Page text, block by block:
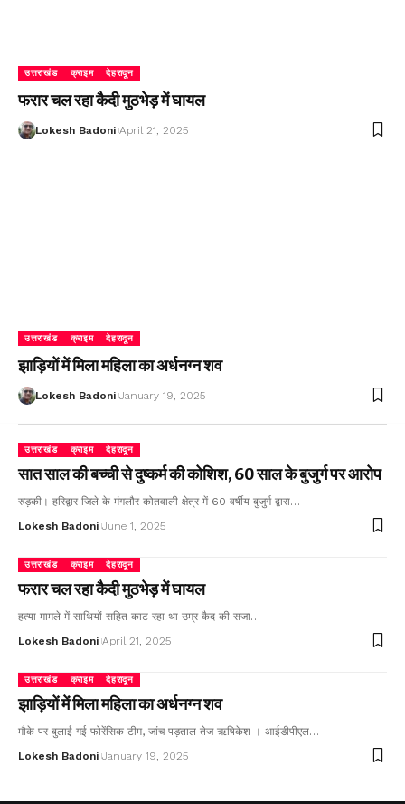
उत्तराखंड क्राइम देहरादून
फरार चल रहा कैदी मुठभेड़ में घायल
Lokesh Badoni April 21, 2025
उत्तराखंड क्राइम देहरादून
झाड़ियों में मिला महिला का अर्धनग्न शव
Lokesh Badoni January 19, 2025
उत्तराखंड क्राइम देहरादून
सात साल की बच्ची से दुष्कर्म की कोशिश, 60 साल के बुजुर्ग पर आरोप
रुड़की। हरिद्वार जिले के मंगलौर कोतवाली क्षेत्र में 60 वर्षीय बुजुर्ग द्वारा…
Lokesh Badoni June 1, 2025
उत्तराखंड क्राइम देहरादून
फरार चल रहा कैदी मुठभेड़ में घायल
हत्या मामले में साथियों सहित काट रहा था उम्र कैद की सजा…
Lokesh Badoni April 21, 2025
उत्तराखंड क्राइम देहरादून
झाड़ियों में मिला महिला का अर्धनग्न शव
मौके पर बुलाई गई फोरेंसिक टीम, जांच पड़ताल तेज ऋषिकेश । आईडीपीएल…
Lokesh Badoni January 19, 2025